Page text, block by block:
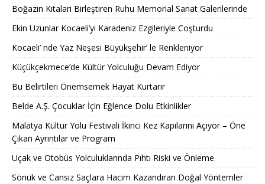
Boğazın Kıtaları Birleştiren Ruhu Memorial Sanat Galerilerinde
Ekin Uzunlar Kocaeli’yi Karadeniz Ezgileriyle Coşturdu
Kocaeli’ nde Yaz Neşesi Büyükşehir’ le Renkleniyor
Küçükçekmece’de Kültür Yolculuğu Devam Ediyor
Bu Belirtileri Önemsemek Hayat Kurtarır
Belde A.Ş. Çocuklar İçin Eğlence Dolu Etkinlikler
Malatya Kültür Yolu Festivali İkinci Kez Kapılarını Açıyor – Öne
Çıkan Ayrıntılar ve Program
Uçak ve Otobüs Yolculuklarında Pıhtı Riski ve Önleme
Sönük ve Cansız Saçlara Hacim Kazandıran Doğal Yöntemler